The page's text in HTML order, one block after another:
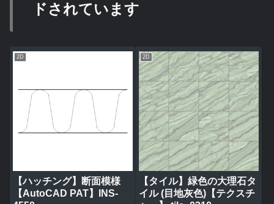
ドされています
2D
【ハッチング】断面模様
【AutoCAD PAT】INS-
2D
【タイル】緑色の大理石タ
イル (目地灰色)【テクスチ